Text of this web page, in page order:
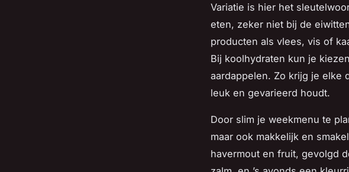
Variatie is hier het
eten, zeker niet bij de
producten als vlees, vis of
Bij koolhydraten kun je
aardappelen. Zo krijg je elke
leuk en gevarieerd houdt.
Door slim je weekmenu te
maar ook makkelijk en
havermout en fruit, gevolgd